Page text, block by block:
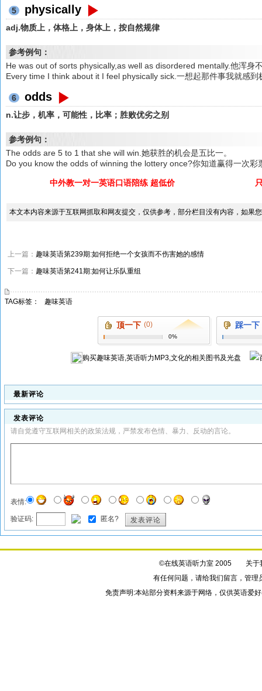
5 physically
adj.物质上，体格上，身体上，按自然规律
参考例句：
He was out of sorts physically,as well as disordered mentally.他浑身
Every time I think about it I feel physically sick.一想起那件事我就感到
6 odds
n.让步，机率，可能性，比率；胜败优劣之别
参考例句：
The odds are 5 to 1 that she will win.她获胜的机会是五比一。
Do you know the odds of winning the lottery once?你知道赢得一次彩
中外教一对一英语口语陪练 超低价
本文本内容来源于互联网抓取和网友提交，仅供参考，部分栏目没有内容，如果
上一篇： 趣味英语第239期:如何拒绝一个女孩而不伤害她的感情
下一篇： 趣味英语第241期:如何让乐队重组
TAG标签： 趣味英语
顶一下 (0)
0%
踩一下
购买趣味英语,英语听力MP3,文化的相关图书及光盘
最新评论
发表评论
请自觉遵守互联网相关的政策法规，严禁发布色情、暴力、反动的言论。
表情:
验证码: 匿名? 发表评论
©在线英语听力室 2005 关于
有任何问题，请给我们留言，管理
免责声明:本站部分资料来源于网络，仅供英语爱